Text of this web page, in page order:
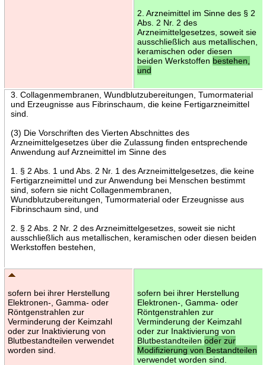
2. Arzneimittel im Sinne des § 2
Abs. 2 Nr. 2 des
Arzneimittelgesetzes, soweit sie
ausschließlich aus metallischen,
keramischen oder diesen
beiden Werkstoffen bestehen,
und
3. Collagenmembranen, Wundblutzubereitungen, Tumormaterial
und Erzeugnisse aus Fibrinschaum, die keine Fertigarzneimittel
sind.
(3) Die Vorschriften des Vierten Abschnittes des
Arzneimittelgesetzes über die Zulassung finden entsprechende
Anwendung auf Arzneimittel im Sinne des
1. § 2 Abs. 1 und Abs. 2 Nr. 1 des Arzneimittelgesetzes, die keine
Fertigarzneimittel und zur Anwendung bei Menschen bestimmt
sind, sofern sie nicht Collagenmembranen,
Wundblutzubereitungen, Tumormaterial oder Erzeugnisse aus
Fibrinschaum sind, und
2. § 2 Abs. 2 Nr. 2 des Arzneimittelgesetzes, soweit sie nicht
ausschließlich aus metallischen, keramischen oder diesen beiden
Werkstoffen bestehen,
sofern bei ihrer Herstellung
Elektronen-, Gamma- oder
Röntgenstrahlen zur
Verminderung der Keimzahl
oder zur Inaktivierung von
Blutbestandteilen verwendet
worden sind.
sofern bei ihrer Herstellung
Elektronen-, Gamma- oder
Röntgenstrahlen zur
Verminderung der Keimzahl
oder zur Inaktivierung von
Blutbestandteilen oder zur
Modifizierung von Bestandteilen
verwendet worden sind.